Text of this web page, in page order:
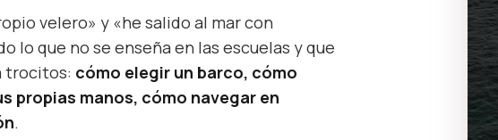
velero» y «he salido al mar con
lo que no se enseña en las escuelas y que
trocitos: cómo elegir un barco, cómo
propias manos, cómo navegar en
.